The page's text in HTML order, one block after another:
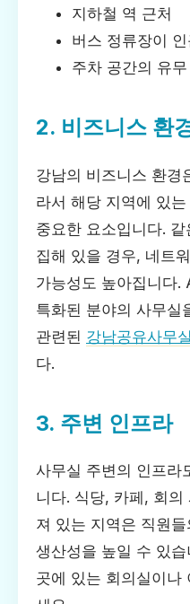
지하철 역 근처
버스 정류장이
주차 공간의 유무
2. 비즈니스 환
강남의 비즈니스 환경
라서 해당 지역에 있
중요한 요소입니다.
집해 있을 경우, 네트
가능성도 높아집니다.
특화된 분야의 사무실
관련된 강남공유사무실
다.
3. 주변 인프라
사무실 주변의 인프라
니다. 식당, 카페, 회의
져 있는 지역은 직원
생산성을 높일 수 있
곳에 있는 회의실이나